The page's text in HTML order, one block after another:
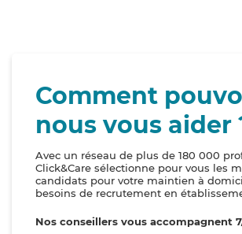
Comment
nous vous aider
Avec un réseau de plus de 180 000
Click&Care sélectionne pour vous les
candidats pour votre maintien à
besoins de recrutement en
Nos conseillers vous accompagnent